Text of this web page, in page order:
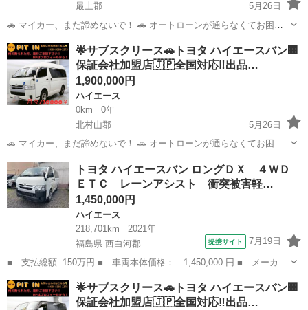
最上郡
5月26日
🚗 マイカー、まだ諦めないで！ 🚗 オートローンが通らなくてお困り
の方へ。 当店独自の「サブスクリース」で、ご希望のお車に乗りませ
んか？ ​🚘 【車両詳細】 🚘 ■ トヨタ ハイエースバン ■ 年式：平成24年
■ 走行距...
山形 最上郡 ハイエース
︎🌟サブスクリース🚗トヨタ ハイエースバン🏢
保証会社加盟店🇯🇵全国対応‼️出品…
1,900,000円
ハイエース
0km
0年
北村山郡
5月26日
🚗 マイカー、まだ諦めないで！ 🚗 オートローンが通らなくてお困り
の方へ。 当店独自の「サブスクリース」で、ご希望のお車に乗りませ
んか？ ​🚘 【車両詳細】 🚘 ■ トヨタ ハイエースバン ■ 年式：平成30年
■ 走行距...
山形 北村山郡 ハイエース
トヨタ ハイエースバン ロングＤＸ ４ＷＤ
ＥＴＣ レーンアシスト 衝突被害軽…
1,450,000円
ハイエース
218,701km
2021年
福島県 西白河郡
提携サイト 7月19日
■ 支払総額: 150万円 ■ 車両本体価格： 1,450,000 円 ■ メーカー
名： トヨタ ■ 車種名： ハイエースバン ■ グレード名： ロン
グＤＸ ４ＷＤ ＥＴＣ レーンアシスト 衝突被害軽減システム
両側スライ...
福島 西白河郡 ハイエース
︎🌟サブスクリース🚗トヨタ ハイエースバン🏢
保証会社加盟店🇯🇵全国対応‼️出品…